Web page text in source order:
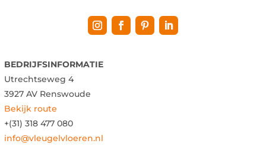
BEDRIJFSINFORMATIE
Utrechtseweg 4
3927 AV Renswoude
Bekijk route
+(31) 318 477 080
info@vleugelvloeren.nl